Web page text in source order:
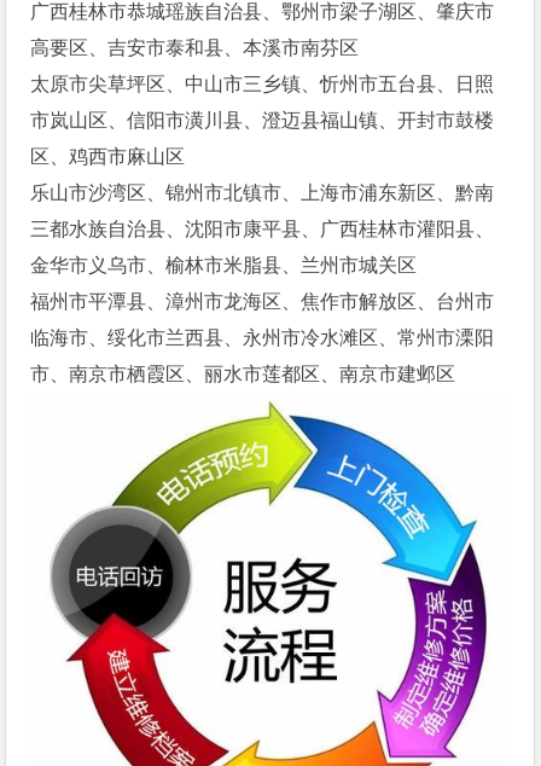
广西桂林市恭城瑶族自治县、鄂州市梁子湖区、肇庆市
高要区、吉安市泰和县、本溪市南芬区
太原市尖草坪区、中山市三乡镇、忻州市五台县、日照
市岚山区、信阳市潢川县、澄迈县福山镇、开封市鼓楼
区、鸡西市麻山区
乐山市沙湾区、锦州市北镇市、上海市浦东新区、黔南
三都水族自治县、沈阳市康平县、广西桂林市灌阳县、
金华市义乌市、榆林市米脂县、兰州市城关区
福州市平潭县、漳州市龙海区、焦作市解放区、台州市
临海市、绥化市兰西县、永州市冷水滩区、常州市溧阳
市、南京市栖霞区、丽水市莲都区、南京市建邺区